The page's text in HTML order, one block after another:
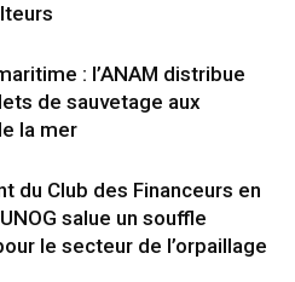
: l’ANAM distribue
de sauvetage aux
la mer
du Club des Financeurs en
salue un souffle
le secteur de l’orpaillage